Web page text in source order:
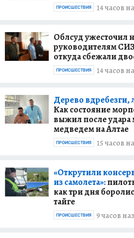
14 часов
ПРОИСШЕСТВИЯ
Облсуд ужесточил
руководителям
откуда сбежали
14 часов
ПРОИСШЕСТВИЯ
Дерево вдребезги,
Как состояние
выжил после удара
медведем на Алтае
15 часов
ПРОИСШЕСТВИЯ
«Открутили
из самолета»:
как три дня
тайге
9 часов
ПРОИСШЕСТВИЯ